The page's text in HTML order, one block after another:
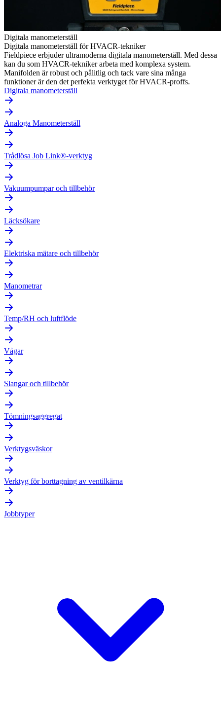
Digitala manometerställ
Digitala manometerställ för HVACR-tekniker
Fieldpiece erbjuder ultramoderna digitala manometerställ. Med dessa
kan du som HVACR-tekniker arbeta med komplexa system.
Manifolden är robust och pålitlig och tack vare sina många
funktioner är den det perfekta verktyget för HVACR-proffs.
Digitala manometerställ
Analoga Manometerställ
Trådlösa Job Link®-verktyg
Vakuumpumpar och tillbehör
Läcksökare
Elektriska mätare och tillbehör
Manometrar
Temp/RH och luftflöde
Vågar
Slangar och tillbehör
Tömningsaggregat
Verktygsväskor
Verktyg för borttagning av ventilkärna
Jobbtyper